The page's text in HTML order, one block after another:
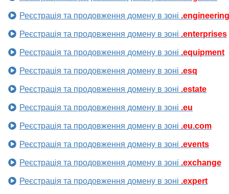
Реєстрація та продовження домену в зоні .engineering
Реєстрація та продовження домену в зоні .enterprises
Реєстрація та продовження домену в зоні .equipment
Реєстрація та продовження домену в зоні .esq
Реєстрація та продовження домену в зоні .estate
Реєстрація та продовження домену в зоні .eu
Реєстрація та продовження домену в зоні .eu.com
Реєстрація та продовження домену в зоні .events
Реєстрація та продовження домену в зоні .exchange
Реєстрація та продовження домену в зоні .expert